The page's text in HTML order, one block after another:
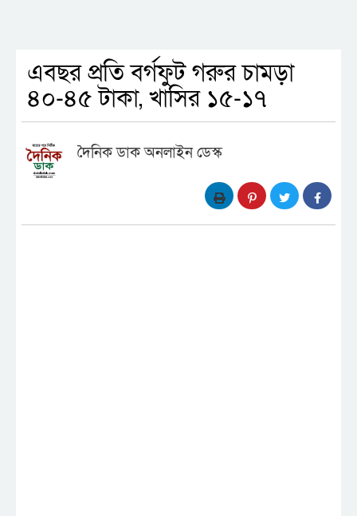
এবছর প্রতি বর্গফুট গরুর চামড়া
৪০-৪৫ টাকা, খাসির ১৫-১৭
দৈনিক ডাক অনলাইন ডেস্ক